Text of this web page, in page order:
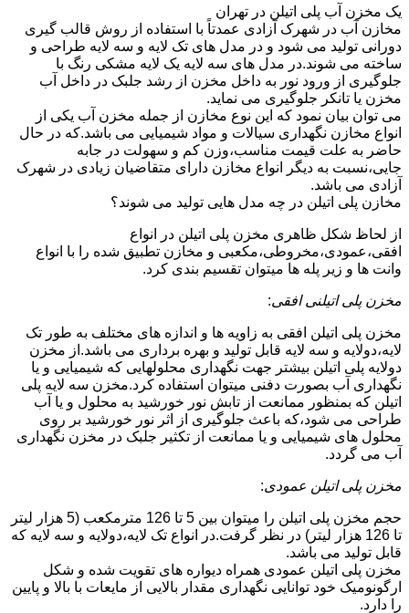
یک مخزن آب پلی اتیلن در تهران
مخازن آب در شهرک آزادی عمدتاً با استفاده از روش قالب گیری
دورانی تولید می شود و در مدل های تک لایه و سه لایه طراحی و
ساخته می شوند.در مدل های سه لایه یک لایه مشکی رنگ با
جلوگیری از ورود نور به داخل مخزن از رشد جلبک در داخل آب
مخزن یا تانکر جلوگیری می نماید.
می توان بیان نمود که این نوع مخازن از جمله مخزن آب یکی از
انواع مخازن نگهداری سیالات و مواد شیمیایی می باشد.که در حال
حاضر به علت قیمت مناسب،وزن کم و سهولت در جابه
جایی،نسبت به دیگر انواع مخازن دارای متقاضیان زیادی در شهرک
آزادی می باشد.
مخازن پلی اتیلن در چه مدل هایی تولید می شوند؟
از لحاظ شکل ظاهری مخزن پلی اتیلن در انواع
افقی،عمودی،مخروطی،مکعبی و مخازن تطبیق شده را با انواع
وانت ها و زیر پله ها میتوان تقسیم بندی کرد.
مخزن پلی اتیلنی افقی:
مخزن پلی اتیلن افقی به زاویه ها و اندازه های مختلف به طور تک
لایه،دولایه و سه لایه قابل تولید و بهره برداری می باشد.از مخزن
دولایه پلی اتیلن بیشتر جهت نگهداری محلولهایی که شیمیایی و یا
نگهداری آب بصورت دفنی میتوان استفاده کرد.مخزن سه لایه پلی
اتیلن که بمنظور ممانعت از تابش نور خورشید به محلول و یا آب
طراحی می شود،که باعث جلوگیری از اثر نور خورشید بر روی
محلول های شیمیایی و یا ممانعت از تکثیر جلبک در مخزن نگهداری
آب می گردد.
مخزن پلی اتیلن عمودی:
حجم مخزن پلی اتیلن را میتوان بین 5 تا 126 مترمکعب (5 هزار لیتر
تا 126 هزار لیتر) در نظر گرفت.در انواع تک لایه،دولایه و سه لایه که
قابل تولید می باشد.
مخزن پلی اتیلن عمودی همراه دیواره های تقویت شده و شکل
ارگونومیک خود توانایی نگهداری مقدار بالایی از مایعات با بالا و پایین
را دارد.